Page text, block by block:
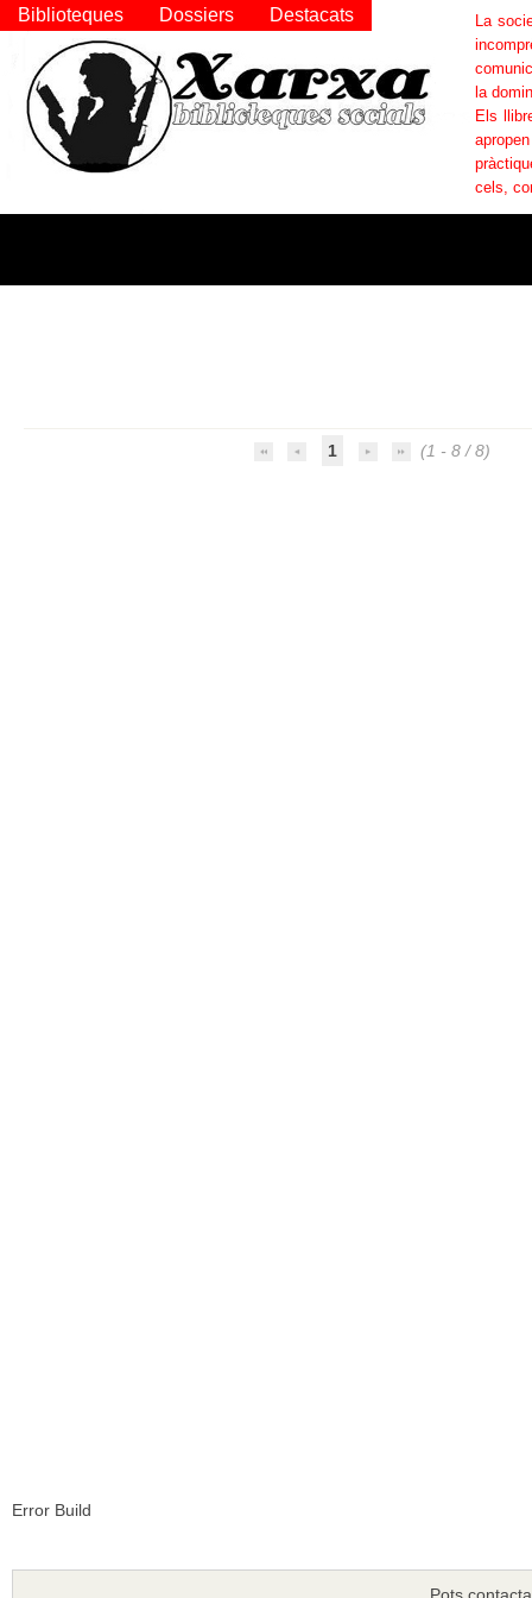
1 (1 - 8 / 8)
Error Build
La
la
Els
cels,
Biblioteques Dossiers Destacats